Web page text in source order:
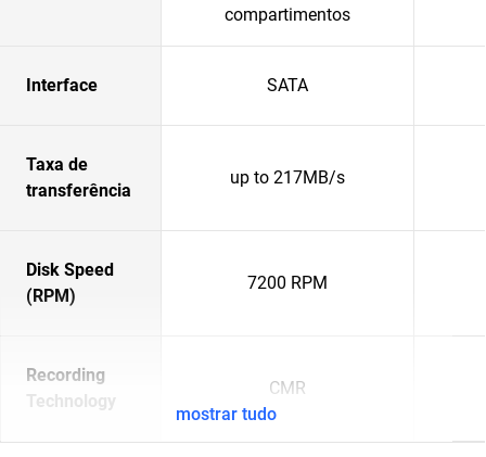
compartimentos
Interface SATA
Taxa de
transferência
up to 217MB/s
Disk Speed
(RPM)
7200 RPM
Recording
Technology
CMR
mostrar tudo